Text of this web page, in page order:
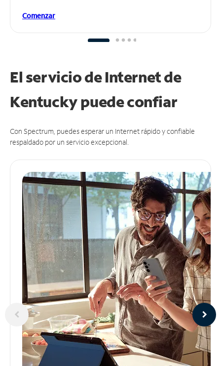
Comenzar
El servicio de Internet de
Kentucky puedeconfiar
Con Spectrum, puedes esperar un Internet rápido y confiable
respaldado por un servicio excepcional.